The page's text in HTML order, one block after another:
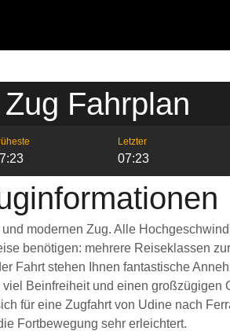
Fahrplan
Letzter
07:23
modernen Zug. Alle
benötigen: mehrere Reiseklassen
Fahrt stehen Ihnen fantastische
Beinfreiheit und einen großzügigen
für eine Zugfahrt von Udine nach
Fortbewegung sehr erleichtert.